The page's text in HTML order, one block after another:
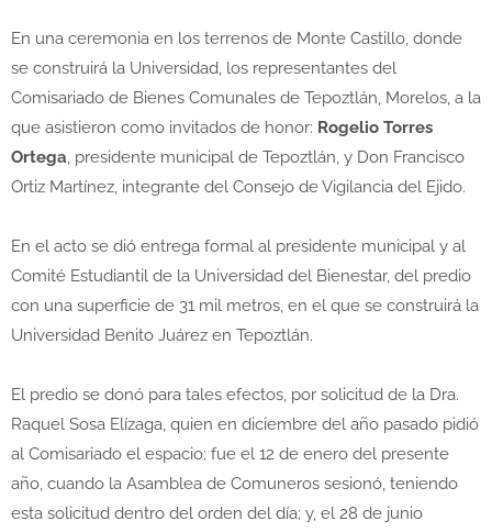
En una ceremonia en los terrenos de Monte Castillo, donde
se construirá la Universidad, los representantes del
Comisariado de Bienes Comunales de Tepoztlán, Morelos, a la
que asistieron como invitados de honor: Rogelio Torres
Ortega, presidente municipal de Tepoztlán, y Don Francisco
Ortiz Martínez, integrante del Consejo de Vigilancia del Ejido.
En el acto se dió entrega formal al presidente municipal y al
Comité Estudiantil de la Universidad del Bienestar, del predio
con una superficie de 31 mil metros, en el que se construirá la
Universidad Benito Juárez en Tepoztlán.
El predio se donó para tales efectos, por solicitud de la Dra.
Raquel Sosa Elízaga, quien en diciembre del año pasado pidió
al Comisariado el espacio; fue el 12 de enero del presente
año, cuando la Asamblea de Comuneros sesionó, teniendo
esta solicitud dentro del orden del día; y, el 28 de junio